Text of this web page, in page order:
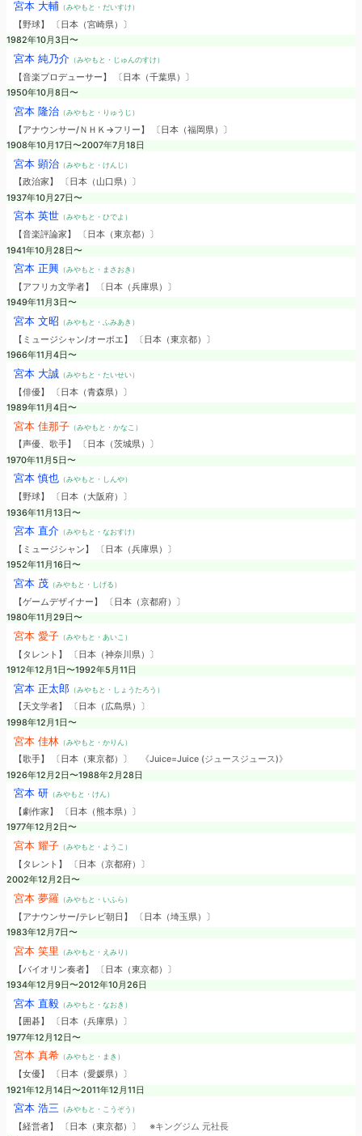
宮本 大輔 （みやもと・だいすけ）
【野球】 〔日本（宮崎県）〕
1982年10月3日〜
宮本 純乃介（みやもと・じゅんのすけ）
【音楽プロデューサー】 〔日本（千葉県）〕
1950年10月8日〜
宮本 隆治（みやもと・りゅうじ）
【アナウンサー/ＮＨＫ→フリー】 〔日本（福岡県）〕
1908年10月17日〜2007年7月18日
宮本 顕治（みやもと・けんじ）
【政治家】 〔日本（山口県）〕
1937年10月27日〜
宮本 英世（みやもと・ひでよ）
【音楽評論家】 〔日本（東京都）〕
1941年10月28日〜
宮本 正興（みやもと・まさおき）
【アフリカ文学者】 〔日本（兵庫県）〕
1949年11月3日〜
宮本 文昭 （みやもと・ふみあき）
【ミュージシャン/オーボエ】 〔日本（東京都）〕
1966年11月4日〜
宮本 大誠（みやもと・たいせい）
【俳優】 〔日本（青森県）〕
1989年11月4日〜
宮本 佳那子（みやもと・かなこ）
【声優、歌手】 〔日本（茨城県）〕
1970年11月5日〜
宮本 慎也（みやもと・しんや）
【野球】 〔日本（大阪府）〕
1936年11月13日〜
宮本 直介（みやもと・なおすけ）
【ミュージシャン】 〔日本（兵庫県）〕
1952年11月16日〜
宮本 茂（みやもと・しげる）
【ゲームデザイナー】 〔日本（京都府）〕
1980年11月29日〜
宮本 愛子（みやもと・あいこ）
【タレント】 〔日本（神奈川県）〕
1912年12月1日〜1992年5月11日
宮本 正太郎（みやもと・しょうたろう）
【天文学者】 〔日本（広島県）〕
1998年12月1日〜
宮本 佳林（みやもと・かりん）
【歌手】 〔日本（東京都）〕
《Juice=Juice (ジュースジュース)》
1926年12月2日〜1988年2月28日
宮本 研（みやもと・けん）
【劇作家】 〔日本（熊本県）〕
1977年12月2日〜
宮本 耀子（みやもと・ようこ）
【タレント】 〔日本（京都府）〕
2002年12月2日〜
宮本 夢羅（みやもと・いふら）
【アナウンサー/テレビ朝日】 〔日本（埼玉県）〕
1983年12月7日〜
宮本 笑里 （みやもと・えみり）
【バイオリン奏者】 〔日本（東京都）〕
1934年12月9日〜2012年10月26日
宮本 直毅（みやもと・なおき）
【囲碁】 〔日本（兵庫県）〕
1977年12月12日〜
宮本 真希（みやもと・まき）
【女優】 〔日本（愛媛県）〕
1921年12月14日〜2011年12月11日
宮本 浩三 （みやもと・こうぞう）
【経営者】 〔日本（東京都）〕 ※キングジム 元社長